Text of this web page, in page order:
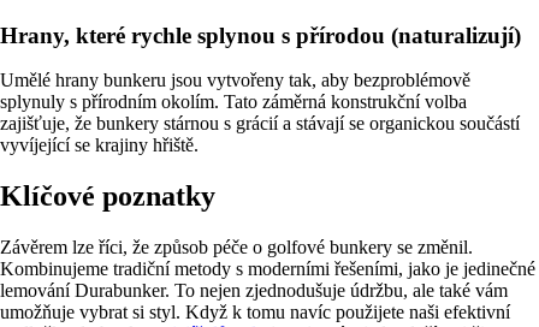
Hrany, které rychle splynou s přírodou (naturalizují)
Umělé hrany bunkeru jsou vytvořeny tak, aby bezproblémově
splynuly s přírodním okolím. Tato záměrná konstrukční volba
zajišťuje, že bunkery stárnou s grácií a stávají se organickou součástí
vyvíjející se krajiny hřiště.
Klíčové poznatky
Závěrem lze říci, že způsob péče o golfové bunkery se změnil.
Kombinujeme tradiční metody s moderními řešeními, jako je jedinečné
lemování Durabunker. To nejen zjednodušuje údržbu, ale také vám
umožňuje vybrat si styl. Když k tomu navíc použijete naši efektivní